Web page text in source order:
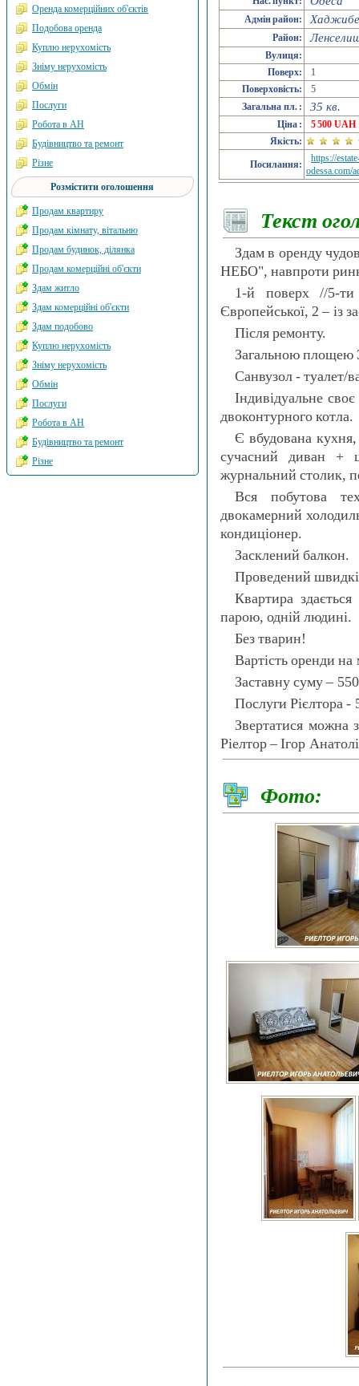
Адмін район:
Район:
Вулиця:
Поверх:
1
Поверховість:
5
Загальна пл. :
35 кв.
Ціна :
5 500 UAH
Якість:
Посилання:
https://
odessa.com/
Текст
Здам в оренду
НЕБО", навпроти
1-й поверх //5-ти
Європейської, 2 – із
Після ремонту.
Загальною площею
Санвузол - туалет/
Індивідуальне
двоконтурного котла.
Є вбудована кухня,
сучасний диван +
журнальний столик,
Вся побутова
двокамерний
кондиціонер.
Засклений балкон.
Проведений
Квартира
парою, одній людині.
Без тварин!
Вартість оренди на
Заставну суму –
Послуги Рієлтора -
Звертатися можна
Ріелтор – Ігор
Фото:
Оренда комерційних об'єктів
Подобова оренда
Куплю нерухомість
Зніму нерухомість
Обмін
Послуги
Робота в АН
Будівництво та ремонт
Різне
Розмістити оголошення
Продам квартиру
Продам кімнату, вітальню
Продам будинок, ділянка
Продам комерційні об'єкти
Здам житло
Здам комерційні об'єкти
Здам подобово
Куплю нерухомість
Зніму нерухомість
Обмін
Послуги
Робота в АН
Будівництво та ремонт
Різне